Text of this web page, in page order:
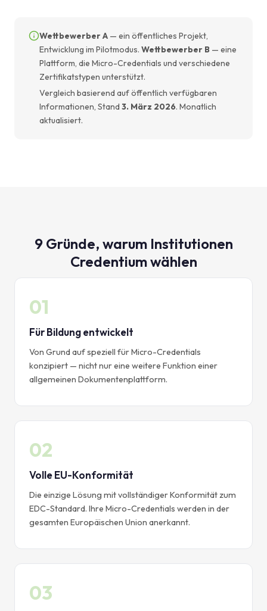
Wettbewerber A — ein öffentliches Projekt,
Entwicklung im Pilotmodus. Wettbewerber B — eine
Plattform, die Micro-Credentials und verschiedene
Zertifikatstypen unterstützt.
Vergleich basierend auf öffentlich verfügbaren
Informationen, Stand 3. März 2026. Monatlich
aktualisiert.
9 Gründe, warum Institutionen
Credentium wählen
01
Für Bildung entwickelt
Von Grund auf speziell für Micro-Credentials
konzipiert — nicht nur eine weitere Funktion einer
allgemeinen Dokumentenplattform.
02
Volle EU-Konformität
Die einzige Lösung mit vollständiger Konformität zum
EDC-Standard. Ihre Micro-Credentials werden in der
gesamten Europäischen Union anerkannt.
03